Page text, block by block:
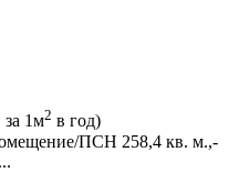
за 1м2 в год)
ПСН 258,­4 кв. м.,­